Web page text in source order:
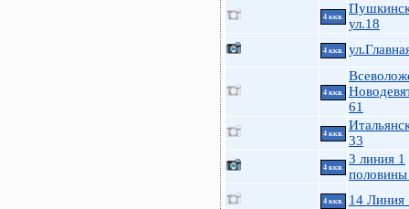
4 ккв.
ул.18
4 ккв.
4 ккв.
61
4 ккв.
33
4 ккв.
3 линия 1
4 ккв. 14 Линия